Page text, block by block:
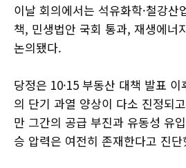
이날 회의에서는 석유화학·철강산
책, 민생법안 국회 통과, 재생에너
논의됐다.
당정은 10·15 부동산 대책 발표
의 단기 과열 양상이 다소 진정되
만 그간의 공급 부진과 유동성 유
승 압력은 여전히 존재한다고 진단